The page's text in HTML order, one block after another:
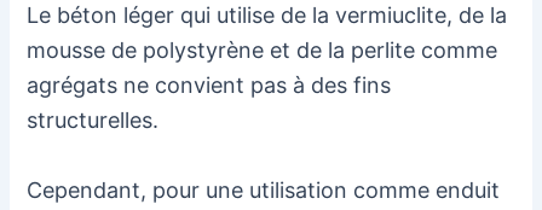
Le béton léger qui utilise de la vermiuclite, de la
mousse de polystyrène et de la perlite comme
agrégats ne convient pas à des fins
structurelles.
Cependant, pour une utilisation comme enduit